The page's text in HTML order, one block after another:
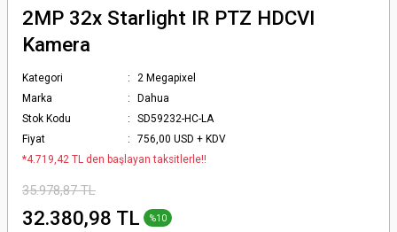
2MP 32x Starlight IR PTZ HDCVI
Kamera
Kategori
2 Megapixel
Marka
Dahua
Stok Kodu
SD59232-HC-LA
Fiyat
756,00 USD + KDV
*4.719,42 TL den başlayan taksitlerle!!
35.978,87 TL
32.380,98 TL %10